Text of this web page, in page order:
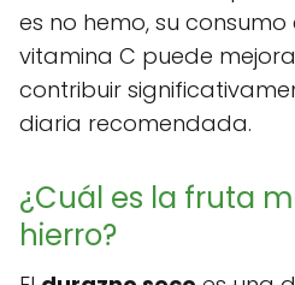
es no hemo, su
vitamina C puede
contribuir
diaria recomendada.
¿Cuál es la fruta
hierro?